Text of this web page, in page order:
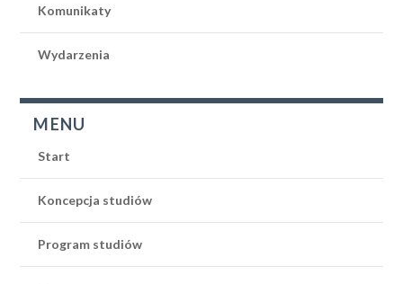
Komunikaty
Wydarzenia
MENU
Start
Koncepcja studiów
Program studiów